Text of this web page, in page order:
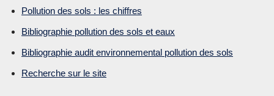
Pollution des sols : les chiffres
Bibliographie pollution des sols et eaux
Bibliographie audit environnemental pollution des sols
Recherche sur le site